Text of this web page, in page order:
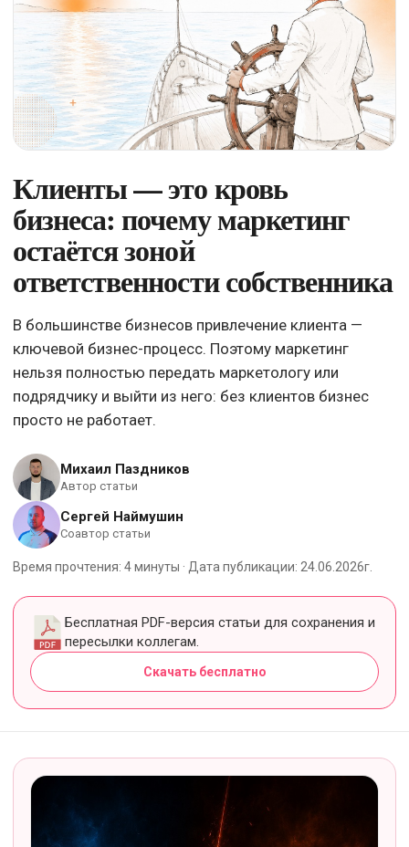
Клиенты — это кровь
бизнеса: почему маркетинг
остаётся зоной
ответственности собственника
В большинстве бизнесов привлечение клиента —
ключевой бизнес-процесс. Поэтому маркетинг
нельзя полностью передать маркетологу или
подрядчику и выйти из него: без клиентов бизнес
просто не работает.
Михаил Паздников
Автор статьи
Сергей Наймушин
Соавтор статьи
Время прочтения: 4 минуты · Дата публикации: 24.06.2026г.
Бесплатная PDF-версия статьи для сохранения и
пересылки коллегам.
Скачать бесплатно